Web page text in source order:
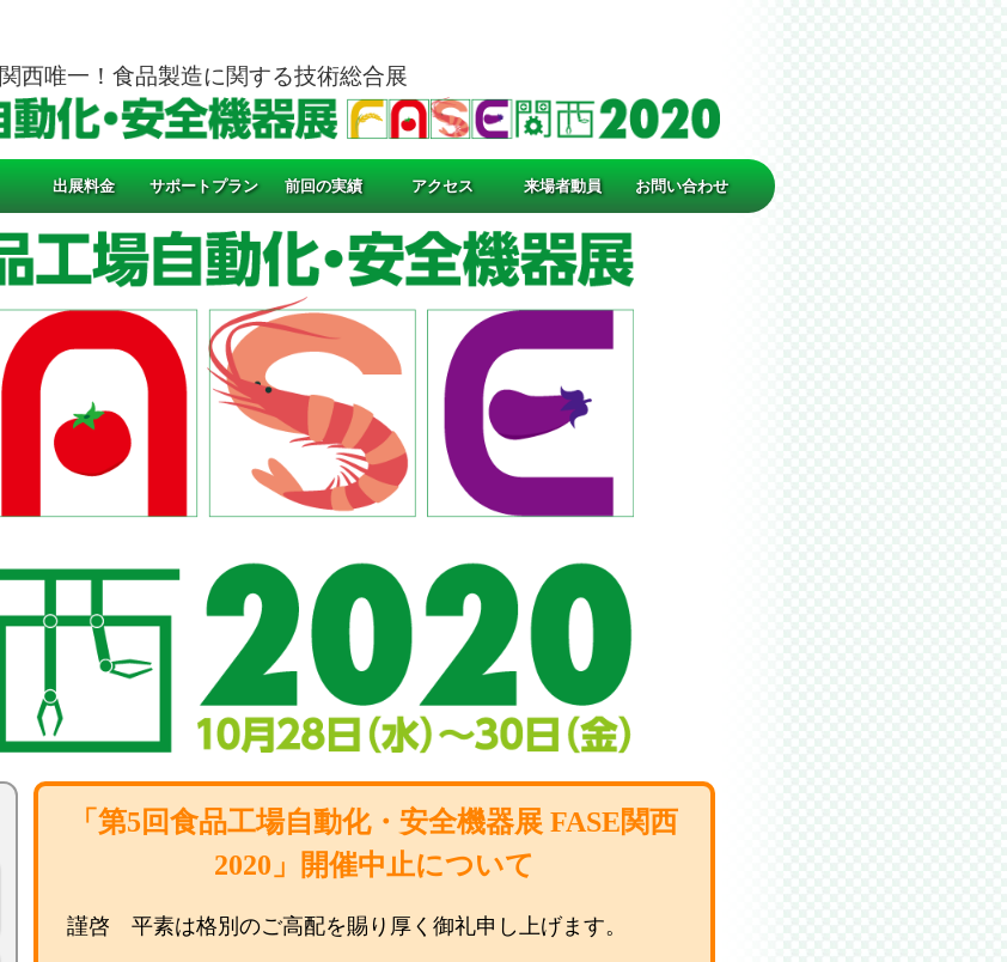
関西唯一！食品製造に関する技術総合展
出展料金 サポートプラン 前回の実績 アクセス 来場者動員 お問い合わせ
「第5回食品工場自動化・安全機器展 FASE関西
2020」開催中止について
謹啓 平素は格別のご高配を賜り厚く御礼申し上げます。